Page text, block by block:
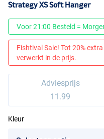
Strategy XS Soft Hanger
Voor 21:00 Besteld =
Fishtival Sale! Tot 20%
verwerkt in de prijs.
Adviesprijs
11.99
Kleur